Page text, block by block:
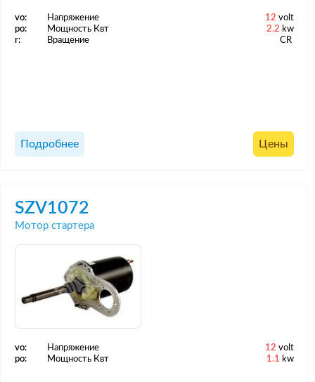
vo: Напряжение 12 volt
po:
Мощность Квт 2.2 kw
r:
Вращение CR
Подробнее Цены
SZV1072
Мотор стартера
vo: Напряжение 12 volt
po:
Мощность Квт 1.1 kw